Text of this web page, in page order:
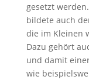
gesetzt
bildete auch
die im Kleinen
Dazu gehört
und damit
wie